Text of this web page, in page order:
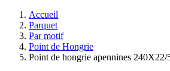
Accueil
Parquet
Par motif
Point de Hongrie
Point de hongrie apennines 240X22/